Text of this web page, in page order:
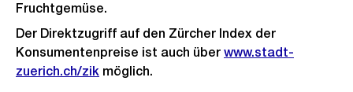
Fruchtgemüse.
Der Direktzugriff auf den Zürcher Index der
Konsumentenpreise ist auch über www.stadt-
zuerich.ch/zik möglich.